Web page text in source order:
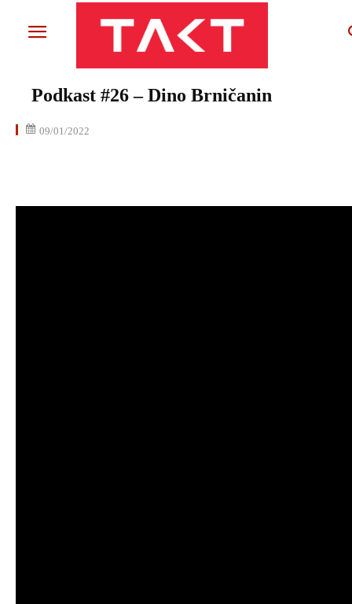
Podkast #26 – Dino Brničanin
09/01/2022